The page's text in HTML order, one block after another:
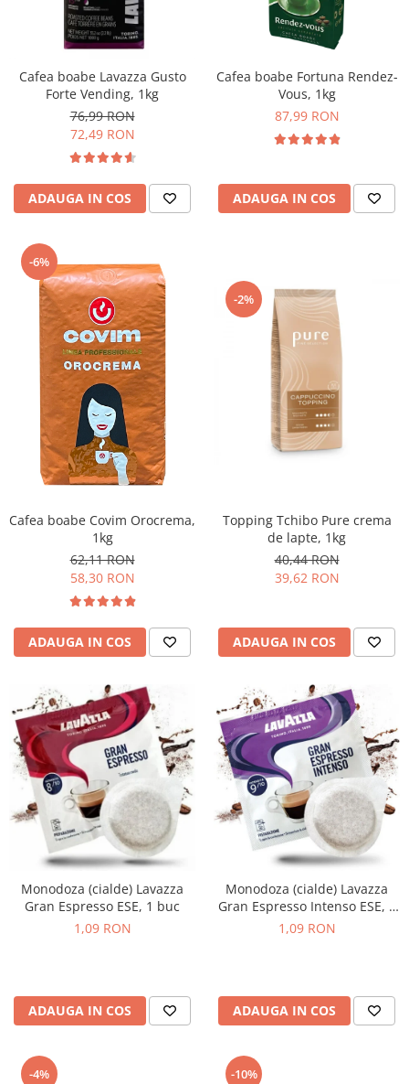
Cafea boabe Lavazza Gusto
Forte Vending, 1kg
76,99 RON
72,49 RON
ADAUGA IN COS
Cafea boabe Fortuna Rendez-
Vous, 1kg
87,99 RON
ADAUGA IN COS
-6%
Cafea boabe Covim Orocrema,
1kg
62,11 RON
58,30 RON
ADAUGA IN COS
-2%
Topping Tchibo Pure crema
de lapte, 1kg
40,44 RON
39,62 RON
ADAUGA IN COS
Monodoza (cialde) Lavazza
Gran Espresso ESE, 1 buc
1,09 RON
ADAUGA IN COS
Monodoza (cialde) Lavazza
Gran Espresso Intenso ESE, 1
buc
1,09 RON
ADAUGA IN COS
-4% -10%